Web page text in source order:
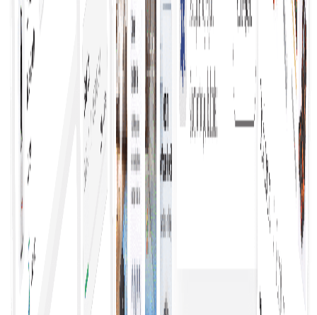
Dapatkan penawaran harga dengan mudah dengan
memanfaatkan proses yang efisien yang
menghubungkan pembeli dengan beberapa
pemasok, memungkinkan perbandingan cepat dan
keputusan yang tepat tanpa perlu repot mencari
tahu secara manual.
Ambil Keputusan Pembelian Lebih Cepat
Meningkatkan efisiensi, memungkinkan bisnis untuk
menangkap peluang dengan cepat. Proses yang
efisien, informasi yang jelas, dan opsi yang dapat
diakses memberdayakan pembeli untuk bertindak
tegas dan percaya diri.